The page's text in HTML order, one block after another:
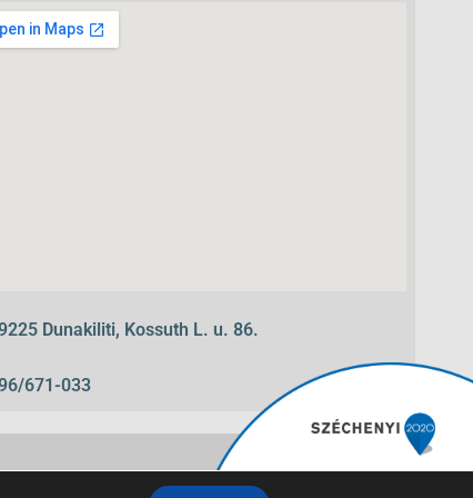
Dunakiliti, Kossuth L. u. 86.
671-033